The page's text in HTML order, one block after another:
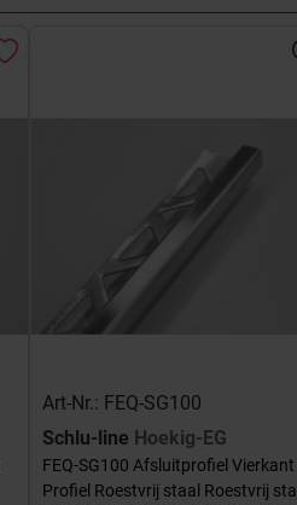
Art-Nr.: FEQ-SG100
Schlu-line Hoekig-EG
FEQ-SG100 Afsluitprofiel
Profiel Roestvrij staal Roestvrij